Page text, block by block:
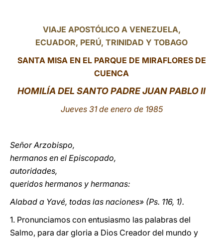
VIAJE APOSTÓLICO A VENEZUELA,
ECUADOR, PERÚ, TRINIDAD Y TOBAGO
SANTA MISA EN EL PARQUE DE MIRAFLORES DE
CUENCA
HOMILÍA DEL SANTO PADRE JUAN PABLO II
Jueves 31 de enero de 1985
Señor Arzobispo,
hermanos en el Episcopado,
autoridades,
queridos hermanos y hermanas:
Alabad a Yavé, todas las naciones» (Ps. 116, 1).
1. Pronunciamos con entusiasmo las palabras del
Salmo, para dar gloria a Dios Creador del mundo y